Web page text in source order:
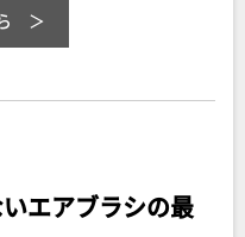
エアブラシの最